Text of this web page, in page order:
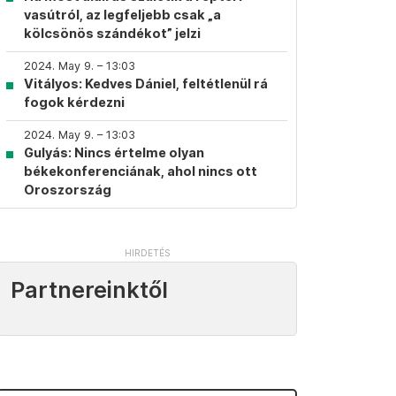
vasútról, az legfeljebb csak „a
kölcsönös szándékot” jelzi
2024. May 9. – 13:03
Vitályos: Kedves Dániel, feltétlenül rá
fogok kérdezni
2024. May 9. – 13:03
Gulyás: Nincs értelme olyan
békekonferenciának, ahol nincs ott
Oroszország
Partnereinktől